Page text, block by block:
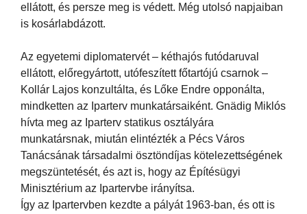
ellátott, és persze meg is védett. Még utolsó napjaiban
is kosárlabdázott.
Az egyetemi diplomatervét – kéthajós futódaruval
ellátott, előregyártott, utófeszített főtartójú csarnok –
Kollár Lajos konzultálta, és Lőke Endre opponálta,
mindketten az Iparterv munkatársaiként. Gnädig Miklós
hívta meg az Iparterv statikus osztályára
munkatársnak, miután elintézték a Pécs Város
Tanácsának társadalmi ösztöndíjas kötelezettségének
megszüntetését, és azt is, hogy az Építésügyi
Minisztérium az Ipartervbe irányítsa.
Így az Ipartervben kezdte a pályát 1963-ban, és ott is